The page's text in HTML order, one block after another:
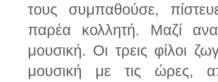
τους συμπαθούσε,
παρέα κολλητή. Μαζί
μουσική. Οι τρεις φίλοι
μουσική με τις ώρες,